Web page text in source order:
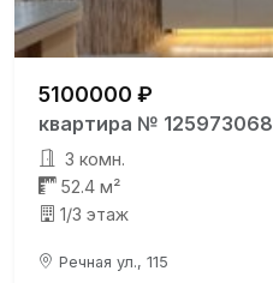
5100000 ₽
квартира № 125973068
3 комн.
52.4 м²
1/3 этаж
Речная ул., 115